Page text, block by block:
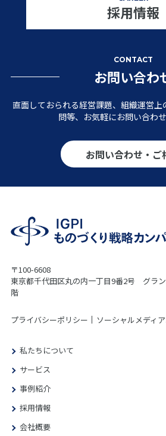
採用情報
CONTACT
お問い合わ
直面しておられる経営課題、組織運営
問等、お気軽にお問い合わせ
お問い合わせ・ご
〒100-6608
東京都千代田区丸の内一丁目9番2号 グラ
階
プライバシーポリシー ソーシャルメディ
私たちについて
サービス
事例紹介
採用情報
会社概要